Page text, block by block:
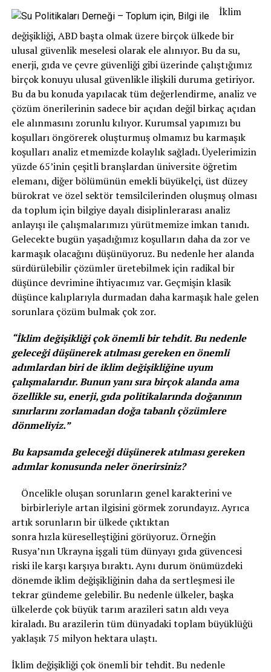
İklim
değişikliği, ABD başta olmak üzere birçok ülkede bir
ulusal güvenlik meselesi olarak ele alınıyor. Bu da su,
enerji, gıda ve çevre güvenliği gibi üzerinde çalıştığımız
birçok konuyu ulusal güvenlikle ilişkili duruma getiriyor.
Bu da bu konuda yapılacak tüm değerlendirme, analiz ve
çözüm önerilerinin sadece bir açıdan değil birkaç açıdan
ele alınmasını zorunlu kılıyor. Kurumsal yapımızı bu
koşulları öngörerek oluşturmuş olmamız bu karmaşık
koşulları analiz etmemizde kolaylık sağladı. Üyelerimizin
yüzde 65’inin çeşitli branşlardan üniversite öğretim
elemanı, diğer bölümünün emekli büyükelçi, üst düzey
bürokrat ve özel sektör temsilcilerinden oluşmuş olması
da toplum için bilgiye dayalı disiplinlerarası analiz
anlayışı ile çalışmalarımızı yürütmemize imkan tanıdı.
Gelecekte bugün yaşadığımız koşulların daha da zor ve
karmaşık olacağını düşünüyoruz. Bu nedenle her alanda
sürdürülebilir çözümler üretebilmek için radikal bir
düşünce devrimine ihtiyacımız var. Geçmişin klasik
düşünce kalıplarıyla durmadan daha karmaşık hale gelen
sorunlara çözüm bulmak çok zor.
“İklim değişikliği çok önemli bir tehdit. Bu nedenle
geleceği düşünerek atılması gereken en önemli
adımlardan biri de iklim değişikliğine uyum
çalışmalarıdır. Bunun yanı sıra birçok alanda ama
özellikle su, enerji, gıda politikalarında doğanının
sınırlarını zorlamadan doğa tabanlı çözümlere
dönmeliyiz.”
Bu kapsamda geleceği düşünerek atılması gereken
adımlar konusunda neler önerirsiniz?
Öncelikle oluşan sorunların genel karakterini ve
birbirleriyle artan ilgisini görmek zorundayız. Ayrıca
artık sorunların bir ülkede çıktıktan
sonra hızla küreselleştiğini görüyoruz. Örneğin
Rusya’nın Ukrayna işgali tüm dünyayı gıda güvencesi
riski ile karşı karşıya bıraktı. Aynı durum önümüzdeki
dönemde iklim değişikliğinin daha da sertleşmesi ile
tekrar gündeme gelebilir. Bu nedenle ülkeler, başka
ülkelerde çok büyük tarım arazileri satın aldı veya
kiraladı. Bu arazilerin tüm dünyadaki toplam büyüklüğü
yaklaşık 75 milyon hektara ulaştı.
İklim değişikliği çok önemli bir tehdit. Bu nedenle